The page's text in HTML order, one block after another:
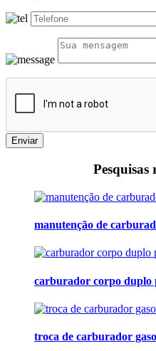
Enviar
Pesquisas
manutenção de
carburador corpo duplo
troca de carburador